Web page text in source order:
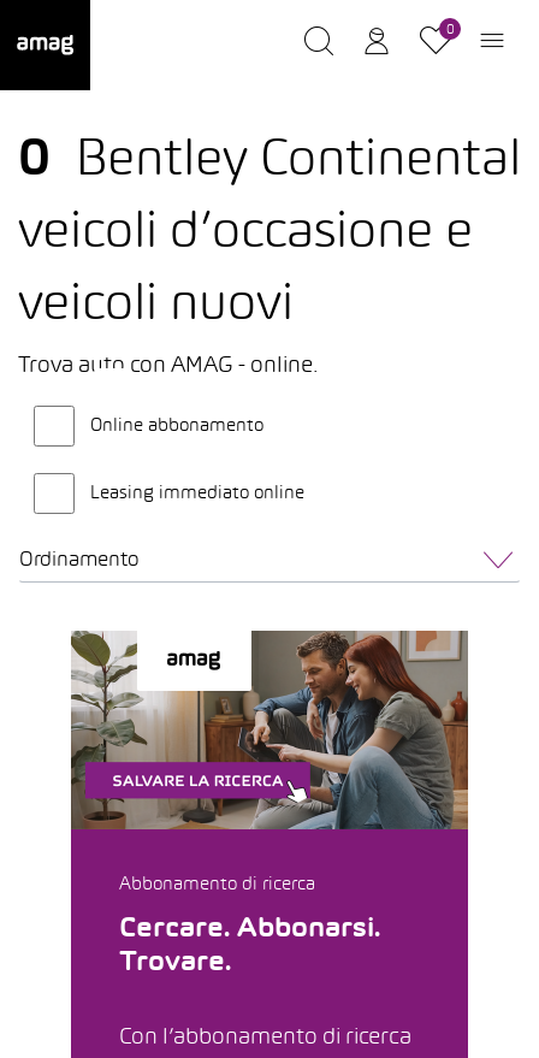
0
0
Bentley Continental
veicoli d’occasione e
veicoli nuovi
Trova auto con AMAG - online.
Online abbonamento
Leasing immediato online
Ordinamento
Abbonamento di ricerca
Cercare. Abbonarsi.
Trovare.
Con l’abbonamento di ricerca